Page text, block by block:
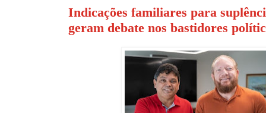
Indicações familiares para
geram debate nos bastidores